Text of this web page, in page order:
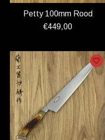
Petty 100mm Rood
€449,00